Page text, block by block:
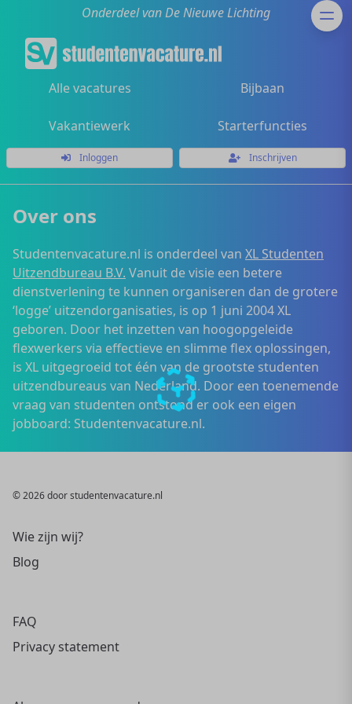
Onderdeel van De Nieuwe Lichting
Alle vacatures Bijbaan
Vakantiewerk Starterfuncties
Inloggen Inschrijven
Over ons
Studentenvacature.nl is onderdeel van XL Studenten
Uitzendbureau B.V. Vanuit de visie een betere
dienstverlening te kunnen organiseren dan de grotere
‘logge’ uitzendorganisaties, is op 1 juni 2004 XL
geboren. Door het inzetten van hoogopgeleide
flexwerkers via effectieve en slimme flex oplossingen,
is XL uitgegroeid tot één van de grootste studenten
uitzendbureaus van Nederland. Door een toenemende
vraag van studenten ontstond er ook een eigen
jobboard: Studentenvacature.nl.
© 2026 door studentenvacature.nl
Wie zijn wij?
Blog
FAQ
Privacy statement